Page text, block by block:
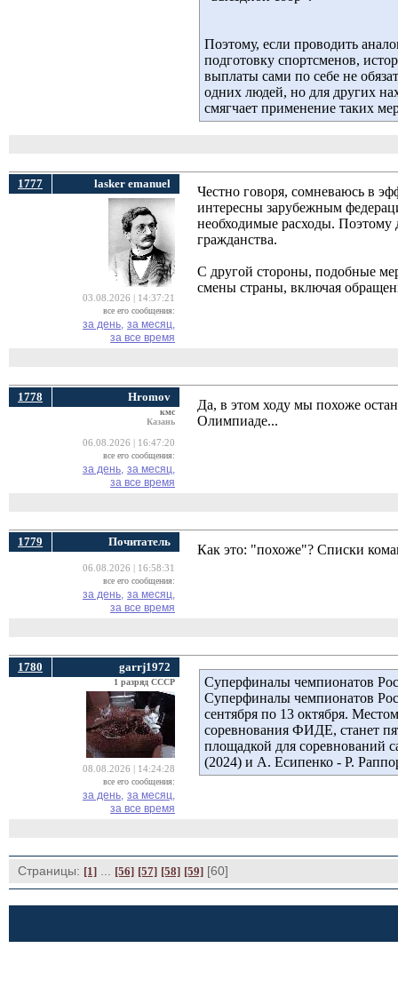
Поэтому, если проводить
подготовку спортсменов,
выплаты сами по себе не
одних людей, но для других
смягчает применение таких
1777 lasker emanuel
03.08.2026 | 14:37:21
все его сообщения:
за день, за месяц,
за все время
Честно говоря, сомневаюсь в
интересны зарубежным
необходимые расходы. Поэтому
гражданства.
С другой стороны, подобные
смены страны, включая
1778 Hromov
кмс
Казань
06.08.2026 | 16:47:20
все его сообщения:
за день, за месяц,
за все время
Да, в этом ходу мы похоже
Олимпиаде...
1779 Почитатель
06.08.2026 | 16:58:31
все его сообщения:
за день, за месяц,
за все время
Как это: "похоже"? Списки
1780 garrj1972
1 разряд СССР
08.08.2026 | 14:24:28
все его сообщения:
за день, за месяц,
за все время
Суперфиналы чемпионатов
Суперфиналы чемпионатов
сентября по 13 октября.
соревнования ФИДЕ, станет
площадкой для соревнований
(2024) и А. Есипенко - Р.
Страницы: [1] [56] [57] [58] [59] [60]